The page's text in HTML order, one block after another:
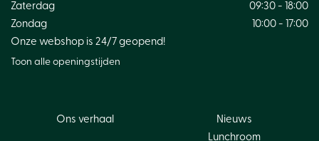
Zaterdag
09:30 - 18:00
Zondag
10:00 - 17:00
Onze webshop is 24/7 geopend!
Toon alle openingstijden
Ons verhaal
Nieuws
Lunchroom